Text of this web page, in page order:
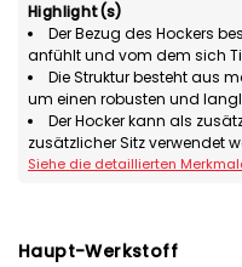
Highlight(s)
Der Bezug des Hockers
anfühlt und vom dem sich
Die Struktur besteht aus
um einen robusten und
Der Hocker kann als
zusätzlicher Sitz verwendet
Siehe die detaillierten
Haupt-Werkstoff